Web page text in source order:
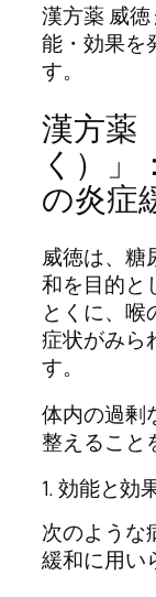
漢方薬 威
能・効果を
す。
漢方薬
く）」
の炎症
威徳は、糖
和を目的と
とくに、喉
症状がみら
す。
体内の過剰
整えること
1. 効能と効
次のような
緩和に用い